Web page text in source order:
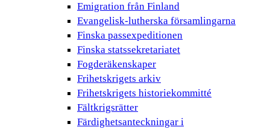
Emigration från Finland
Evangelisk-lutherska församlingarna
Finska passexpeditionen
Finska statssekretariatet
Fogderäkenskaper
Frihetskrigets arkiv
Frihetskrigets historiekommitté
Fältkrigsrätter
Färdighetsanteckningar i